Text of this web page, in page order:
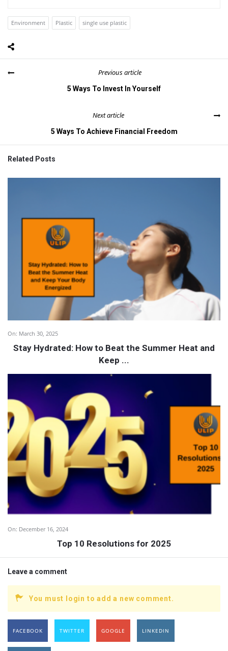
Environment Plastic single use plastic
Previous article
5 Ways To Invest In Yourself
Next article
5 Ways To Achieve Financial Freedom
Related Posts
On: March 30, 2025
Stay Hydrated: How to Beat the Summer Heat and
Keep ...
On: December 16, 2024
Top 10 Resolutions for 2025
Leave a comment
You must login to add a new comment.
FACEBOOK TWITTER GOOGLE LINKEDIN